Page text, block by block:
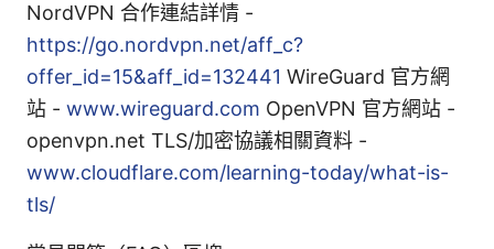
NordVPN 合作連結詳情 -
https://go.nordvpn.net/aff_c?
offer_id=15&aff_id=132441 WireGuard 官方網
站 - www.wireguard.com OpenVPN 官方網站 -
openvpn.net TLS/加密協議相關資料 -
www.cloudflare.com/learning-today/what-is-
tls/